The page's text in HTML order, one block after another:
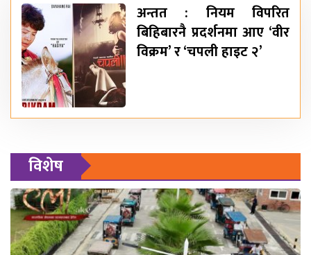
अन्तत : नियम विपरित
बिहिबारनै प्रदर्शनमा आए ‘वीर
विक्रम’ र ‘चपली हाइट २’
विशेष